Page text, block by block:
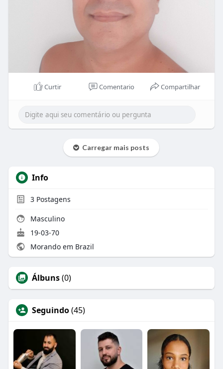
Curtir Comentario Compartilhar
Carregar mais posts
Info
3Postagens
Masculino
19-03-70
Morando em Brazil
Álbuns(0)
Seguindo(45)